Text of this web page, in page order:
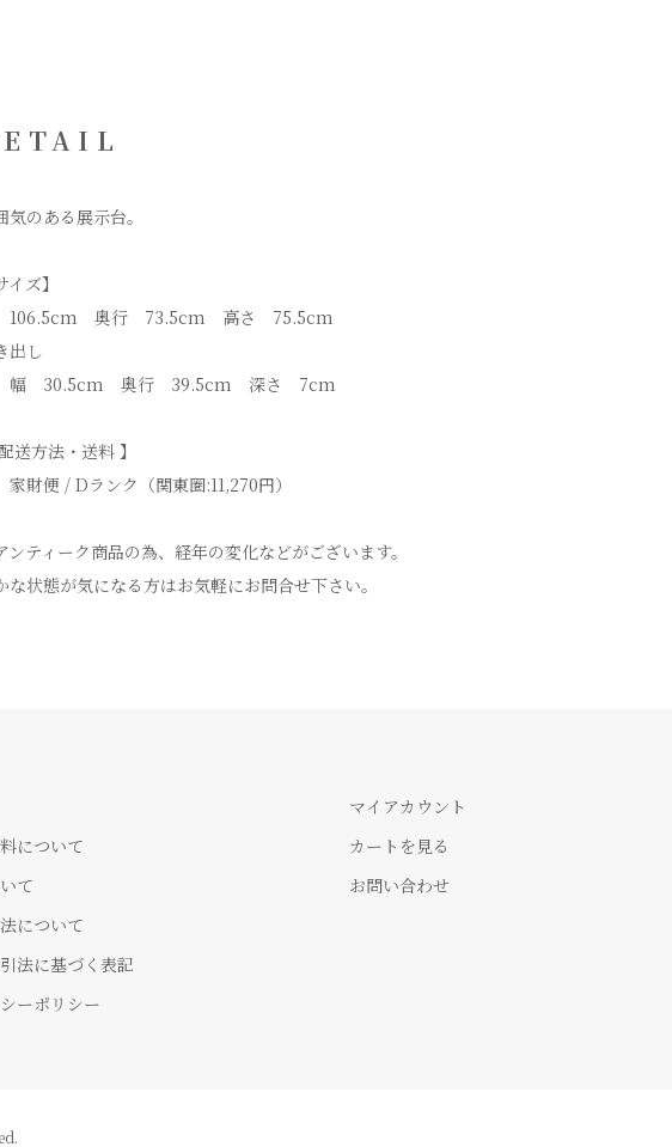
気のある展示台。
イズ】
奥行 73.5cm 高さ 75.5cm
出し
幅 30.5cm 奥行 39.5cm 深さ 7cm
配送方法・送料 】
財便 / Dランク（関東圏:11,270円）
ティーク商品の為、経年の変化などがございます。
な状態が気になる方はお気軽にお問合せ下さい。
について
て
について
法に基づく表記
ーポリシー
マイアカウント
カートを見る
お問い合わせ